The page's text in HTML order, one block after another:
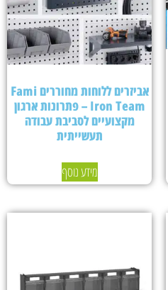
אביזרים ללוחות מחוררים Fami
Iron Team – פתרונות ארגון
מקצועיים לסביבת עבודה
תעשייתית
מידע נוסף